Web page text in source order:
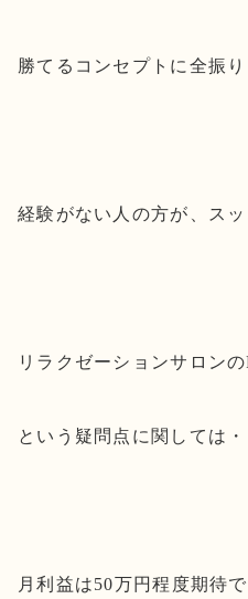
勝てるコンセプトに全振
経験がない人の方が、ス
リラクゼーションサロン
という疑問点に関しては・
月利益は50万円程度期待